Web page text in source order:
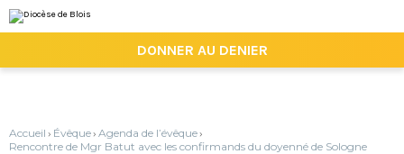
au
contenu.
la
personnels
DONNER AU DENIER
Accueil › Évêque› Agenda de l’évêque›
Rencontre de Mgr Batut avec les confirmands du doyenné de Sologne